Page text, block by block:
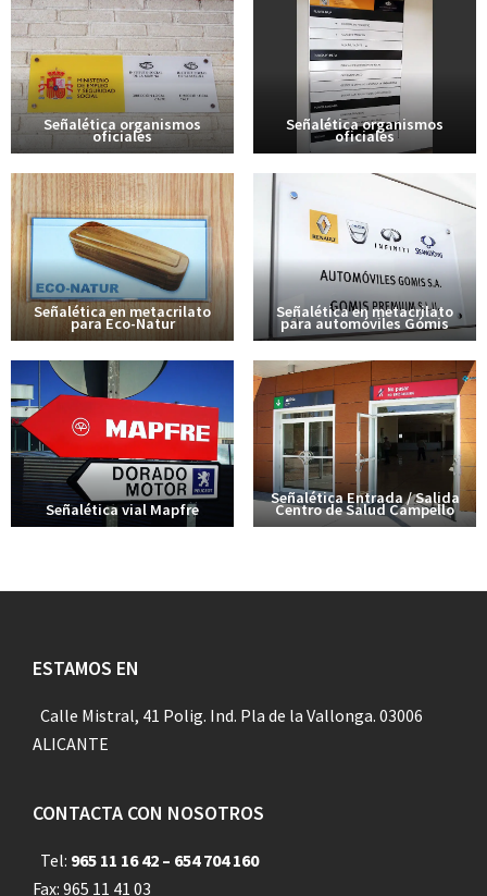
Señalética organismos
oficiales
Señalética organismos
oficiales
Señalética en metacrilato
para Eco-Natur
Señalética en metacrilato
para automóviles Gómis
Señalética vial Mapfre
Señalética Entrada / Salida
Centro de Salud Campello
Footer
ESTAMOS EN
Calle Mistral, 41 Polig. Ind. Pla de la Vallonga. 03006
ALICANTE
CONTACTA CON NOSOTROS
Tel: 965 11 16 42 – 654 704 160
Fax: 965 11 41 03